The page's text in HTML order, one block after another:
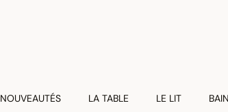
NOUVEAUTÉS LA TABLE LE LIT